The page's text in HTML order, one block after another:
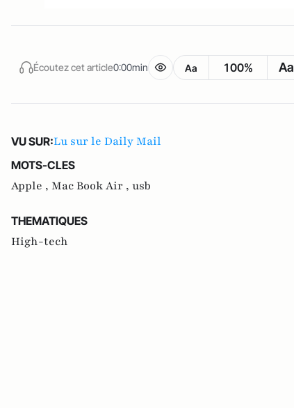
Écoutez cet article0:00min Aa 100% Aa
VU SUR:Lu sur le Daily Mail
MOTS-CLES
Apple , Mac Book Air , usb
THEMATIQUES
High-tech